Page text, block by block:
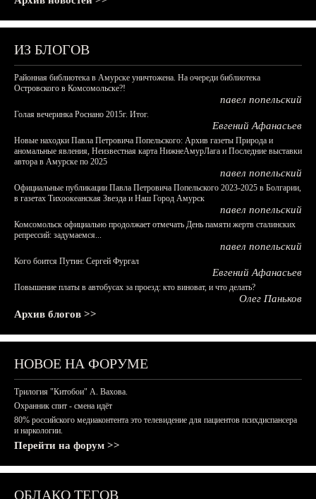
ИЗ БЛОГОВ
Районная библиотека в Амурске уничтожена. На очереди библиотека
Островского в Комсомольске?!
павел попельский
Голая вечеринка Роснано 2015г. Итог.
Евгений Афанасьев
Новые находки Павла Петровича Попельского: Архив газеты Природа и
аномальные явления, Неизвестная карта НижнеАмурЛага и Последние выставки
автора в Амурске по 2025
павел попельский
Официальные публикации Павла Петровича Попельского 2023-2025 в Болгарии,
в газетах Тихоокеанская Звезда и Наш Город Амурск
павел попельский
Комсомольск официально продолжает отмечать День памяти жертв сталинских
репрессий: задумаемся...
павел попельский
Кого боится Путин: Сергей Фургал
Евгений Афанасьев
Повышение платы в автобусах за проезд: кто виноват, и что делать?
Олег Паньков
Архив блогов >>
НОВОЕ НА ФОРУМЕ
Трилогия "Китобои" А. Вахова.
Охранник спит - смена идёт
80% российского медиаконтента это телевидение для пациентов психдиспансера
и наркологии.
Перейти на форум >>
ОБЛАКО ТЕГОВ